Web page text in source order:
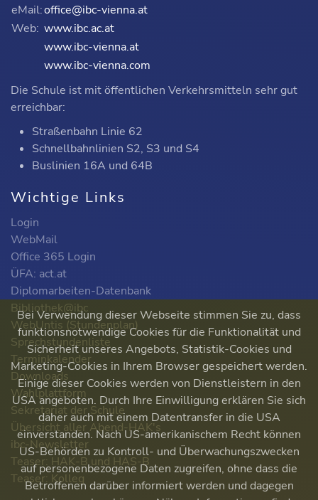
eMail:office@ibc-vienna.at
Web: www.ibc.ac.at
www.ibc-vienna.at
www.ibc-vienna.com
Die Schule ist mit öffentlichen Verkehrsmitteln sehr gut
erreichbar:
Straßenbahn Linie 62
Schnellbahnlinien S2, S3 und S4
Buslinien 16A und 64B
Wichtige Links
Login
WebMail
Office 365 Login
ÜFA: act.at
Diplomarbeiten-Datenbank
Bibliothek@ibc
WebUntis (Stundenplan)
Sprechstundenliste
Terminkalender
Downloads
Wahlplattform
Sekretariat der Schule
Übersicht aller Abend-HAK's
ibc-Newsletter
Teaser: HAK-B und HAS-B
Teaser: Kolleg
Bei Verwendung dieser Webseite stimmen Sie zu, dass
funktionsnotwendige Cookies für die Funktionalität und
Sicherheit unseres Angebots, Statistik-Cookies und
Marketing-Cookies in Ihrem Browser gespeichert werden.
Einige dieser Cookies werden von Dienstleistern in den
USA angeboten. Durch Ihre Einwilligung erklären Sie sich
daher auch mit einem Datentransfer in die USA
einverstanden. Nach US-amerikanischem Recht können
US-Behörden zu Kontroll- und Überwachungszwecken
auf personenbezogene Daten zugreifen, ohne dass die
Betroffenen darüber informiert werden und dagegen